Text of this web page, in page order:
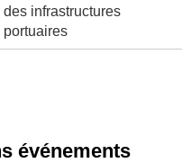
des infrastructures
portuaires
événements